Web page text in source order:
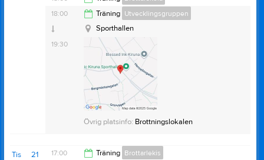
18:00
19:00
Sporthallen
Övrig platsinfo: Brottningslokalen
18:00 Träning Utvecklingsgruppen
19:30
Sporthallen
Övrig platsinfo: Brottningslokalen
21
Tis 17:00 Träning Brottarlekis